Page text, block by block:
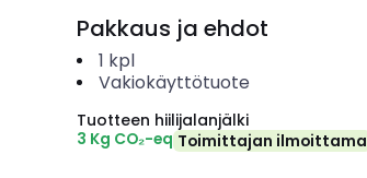
Pakkaus ja ehdot
1 kpl
Vakiokäyttötuote
Tuotteen hiilijalanjälki
3 Kg CO₂-eq Toimittajan ilmoittama